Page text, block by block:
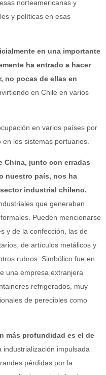
norteamericanas y
y políticas en esas
en una importante
ha entrado a hacer
no pocas de ellas en
en Chile en varios
en varios países por
los sistemas portuarios.
China, junto con erradas
nuestro país, nos ha
industrial chileno.
que generaban
Pueden mencionarse
y de la confección, las de
de artículos metálicos y
rubros. Simbólico fue en
una empresa extranjera
refrigerados, muy
de perecibles como
más profundidad es el de
industrialización impulsada
pérdidas por la